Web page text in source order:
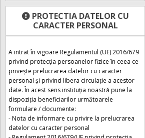
PROTECTIA DATELOR CU
CARACTER PERSONAL
A intrat în vigoare Regulamentul (UE) 2016/679
privind protecția persoanelor fizice în ceea ce
privește prelucrarea datelor cu caracter
personal și privind libera circulație a acestor
date. În acest sens instituția noastră pune la
dispoziția beneficiarilor următoarele
formulare / documente:
- Nota de informare cu privire la prelucrarea
datelor cu caracter personal